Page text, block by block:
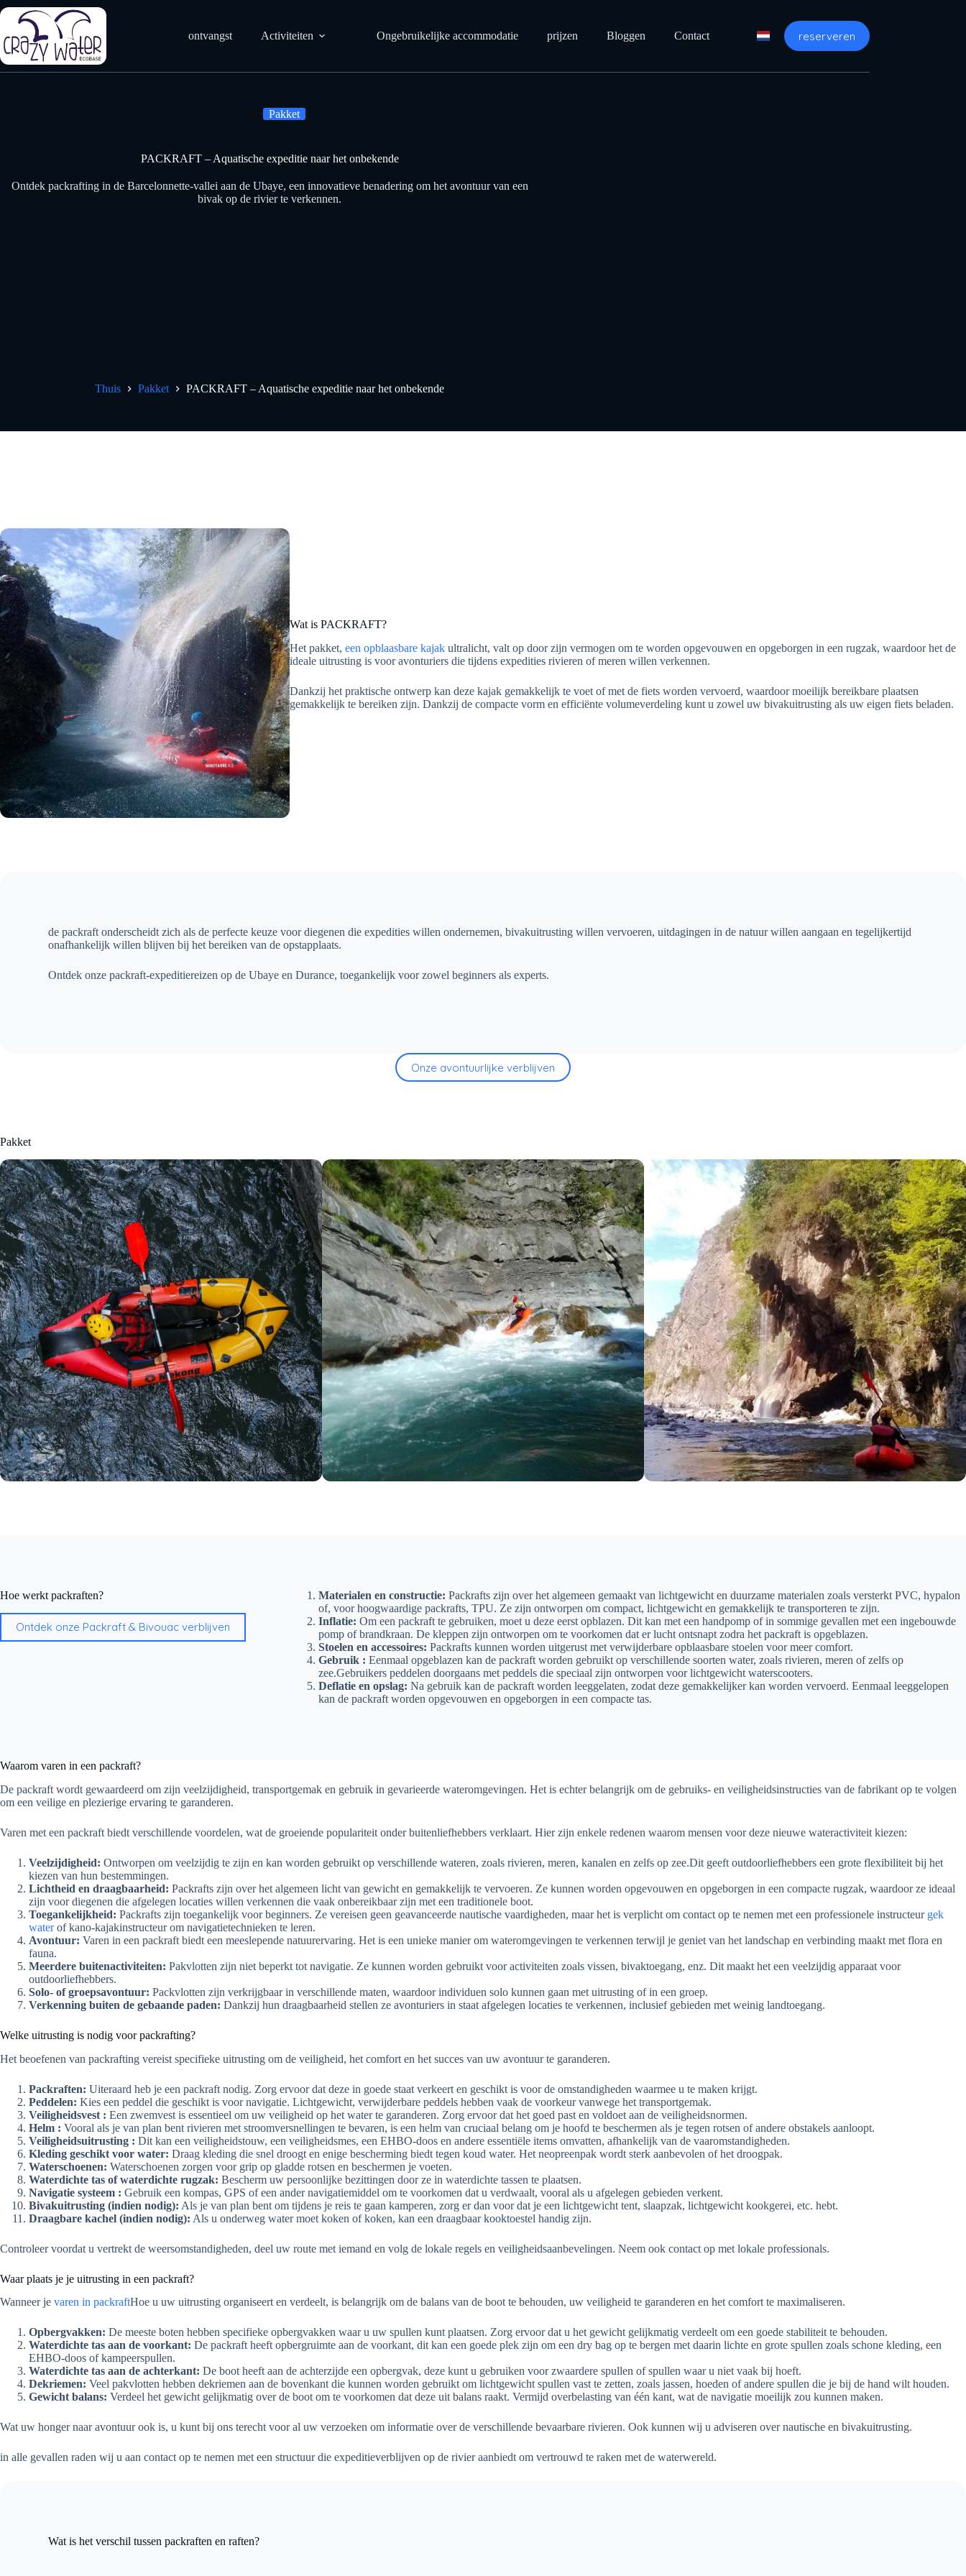
Doorgaan
naar
ontvangst Activiteiten Ongebruikelijke accommodatie prijzen Bloggen Contact reserveren
Pakket
PACKRAFT – Aquatische expeditie naar het onbekende
Ontdek packrafting in de Barcelonnette-vallei aan de Ubaye, een innovatieve benadering om het avontuur van een
bivak op de rivier te verkennen.
Thuis Pakket PACKRAFT – Aquatische expeditie naar het onbekende
Wat is PACKRAFT?
Het pakket,een opblaasbare kajak ultralicht, valt op door zijn vermogen om te worden opgevouwen en opgeborgen in een rugzak, waardoor het de
ideale uitrusting is voor avonturiers die tijdens expedities rivieren of meren willen verkennen.
Dankzij het praktische ontwerp kan deze kajak gemakkelijk te voet of met de fiets worden vervoerd, waardoor moeilijk bereikbare plaatsen
gemakkelijk te bereiken zijn. Dankzij de compacte vorm en efficiënte volumeverdeling kunt u zowel uw bivakuitrusting als uw eigen fiets beladen.
de packraft onderscheidt zich als de perfecte keuze voor diegenen die expedities willen ondernemen, bivakuitrusting willen vervoeren, uitdagingen in de natuur willen aangaan en tegelijkertijd
onafhankelijk willen blijven bij het bereiken van de opstapplaats.
Ontdek onze packraft-expeditiereizen op de Ubaye en Durance, toegankelijk voor zowel beginners als experts.
Onze avontuurlijke verblijven
Pakket
Hoe werkt packraften?
Ontdek onze Packraft & Bivouac verblijven
Materialen en constructie: Packrafts zijn over het algemeen gemaakt van lichtgewicht en duurzame materialen zoals versterkt PVC, hypalon
of, voor hoogwaardige packrafts, TPU. Ze zijn ontworpen om compact, lichtgewicht en gemakkelijk te transporteren te zijn.
Inflatie: Om een packraft te gebruiken, moet u deze eerst opblazen. Dit kan met een handpomp of in sommige gevallen met een ingebouwde
pomp of brandkraan. De kleppen zijn ontworpen om te voorkomen dat er lucht ontsnapt zodra het packraft is opgeblazen.
Stoelen en accessoires: Packrafts kunnen worden uitgerust met verwijderbare opblaasbare stoelen voor meer comfort.
Gebruik : Eenmaal opgeblazen kan de packraft worden gebruikt op verschillende soorten water, zoals rivieren, meren of zelfs op
zee.Gebruikers peddelen doorgaans met peddels die speciaal zijn ontworpen voor lichtgewicht waterscooters.
Deflatie en opslag: Na gebruik kan de packraft worden leeggelaten, zodat deze gemakkelijker kan worden vervoerd. Eenmaal leeggelopen
kan de packraft worden opgevouwen en opgeborgen in een compacte tas.
Waarom varen in een packraft?
De packraft wordt gewaardeerd om zijn veelzijdigheid, transportgemak en gebruik in gevarieerde wateromgevingen. Het is echter belangrijk om de gebruiks- en veiligheidsinstructies van de fabrikant op te volgen
om een veilige en plezierige ervaring te garanderen.
Varen met een packraft biedt verschillende voordelen, wat de groeiende populariteit onder buitenliefhebbers verklaart. Hier zijn enkele redenen waarom mensen voor deze nieuwe wateractiviteit kiezen:
Veelzijdigheid: Ontworpen om veelzijdig te zijn en kan worden gebruikt op verschillende wateren, zoals rivieren, meren, kanalen en zelfs op zee.Dit geeft outdoorliefhebbers een grote flexibiliteit bij het
kiezen van hun bestemmingen.
Lichtheid en draagbaarheid: Packrafts zijn over het algemeen licht van gewicht en gemakkelijk te vervoeren. Ze kunnen worden opgevouwen en opgeborgen in een compacte rugzak, waardoor ze ideaal
zijn voor diegenen die afgelegen locaties willen verkennen die vaak onbereikbaar zijn met een traditionele boot.
Toegankelijkheid: Packrafts zijn toegankelijk voor beginners. Ze vereisen geen geavanceerde nautische vaardigheden, maar het is verplicht om contact op te nemen met een professionele instructeur gek
waterof kano-kajakinstructeur om navigatietechnieken te leren.
Avontuur: Varen in een packraft biedt een meeslepende natuurervaring. Het is een unieke manier om wateromgevingen te verkennen terwijl je geniet van het landschap en verbinding maakt met flora en
fauna.
Meerdere buitenactiviteiten: Pakvlotten zijn niet beperkt tot navigatie. Ze kunnen worden gebruikt voor activiteiten zoals vissen, bivaktoegang, enz. Dit maakt het een veelzijdig apparaat voor
outdoorliefhebbers.
Solo- of groepsavontuur: Packvlotten zijn verkrijgbaar in verschillende maten, waardoor individuen solo kunnen gaan met uitrusting of in een groep.
Verkenning buiten de gebaande paden: Dankzij hun draagbaarheid stellen ze avonturiers in staat afgelegen locaties te verkennen, inclusief gebieden met weinig landtoegang.
Welke uitrusting is nodig voor packrafting?
Het beoefenen van packrafting vereist specifieke uitrusting om de veiligheid, het comfort en het succes van uw avontuur te garanderen.
Packraften: Uiteraard heb je een packraft nodig. Zorg ervoor dat deze in goede staat verkeert en geschikt is voor de omstandigheden waarmee u te maken krijgt.
Peddelen: Kies een peddel die geschikt is voor navigatie. Lichtgewicht, verwijderbare peddels hebben vaak de voorkeur vanwege het transportgemak.
Veiligheidsvest : Een zwemvest is essentieel om uw veiligheid op het water te garanderen. Zorg ervoor dat het goed past en voldoet aan de veiligheidsnormen.
Helm : Vooral als je van plan bent rivieren met stroomversnellingen te bevaren, is een helm van cruciaal belang om je hoofd te beschermen als je tegen rotsen of andere obstakels aanloopt.
Veiligheidsuitrusting : Dit kan een veiligheidstouw, een veiligheidsmes, een EHBO-doos en andere essentiële items omvatten, afhankelijk van de vaaromstandigheden.
Kleding geschikt voor water: Draag kleding die snel droogt en enige bescherming biedt tegen koud water. Het neopreenpak wordt sterk aanbevolen of het droogpak.
Waterschoenen: Waterschoenen zorgen voor grip op gladde rotsen en beschermen je voeten.
Waterdichte tas of waterdichte rugzak: Bescherm uw persoonlijke bezittingen door ze in waterdichte tassen te plaatsen.
Navigatie systeem : Gebruik een kompas, GPS of een ander navigatiemiddel om te voorkomen dat u verdwaalt, vooral als u afgelegen gebieden verkent.
Bivakuitrusting (indien nodig): Als je van plan bent om tijdens je reis te gaan kamperen, zorg er dan voor dat je een lichtgewicht tent, slaapzak, lichtgewicht kookgerei, etc. hebt.
Draagbare kachel (indien nodig): Als u onderweg water moet koken of koken, kan een draagbaar kooktoestel handig zijn.
Controleer voordat u vertrekt de weersomstandigheden, deel uw route met iemand en volg de lokale regels en veiligheidsaanbevelingen. Neem ook contact op met lokale professionals.
Waar plaats je je uitrusting in een packraft?
Wanneer je varen in packraftHoe u uw uitrusting organiseert en verdeelt, is belangrijk om de balans van de boot te behouden, uw veiligheid te garanderen en het comfort te maximaliseren.
Opbergvakken: De meeste boten hebben specifieke opbergvakken waar u uw spullen kunt plaatsen. Zorg ervoor dat u het gewicht gelijkmatig verdeelt om een goede stabiliteit te behouden.
Waterdichte tas aan de voorkant: De packraft heeft opbergruimte aan de voorkant, dit kan een goede plek zijn om een dry bag op te bergen met daarin lichte en grote spullen zoals schone kleding, een
EHBO-doos of kampeerspullen.
Waterdichte tas aan de achterkant: De boot heeft aan de achterzijde een opbergvak, deze kunt u gebruiken voor zwaardere spullen of spullen waar u niet vaak bij hoeft.
Dekriemen: Veel pakvlotten hebben dekriemen aan de bovenkant die kunnen worden gebruikt om lichtgewicht spullen vast te zetten, zoals jassen, hoeden of andere spullen die je bij de hand wilt houden.
Gewicht balans: Verdeel het gewicht gelijkmatig over de boot om te voorkomen dat deze uit balans raakt. Vermijd overbelasting van één kant, wat de navigatie moeilijk zou kunnen maken.
Wat uw honger naar avontuur ook is, u kunt bij ons terecht voor al uw verzoeken om informatie over de verschillende bevaarbare rivieren. Ook kunnen wij u adviseren over nautische en bivakuitrusting.
in alle gevallen raden wij u aan contact op te nemen met een structuur die expeditieverblijven op de rivier aanbiedt om vertrouwd te raken met de waterwereld.
Wat is het verschil tussen packraften en raften?